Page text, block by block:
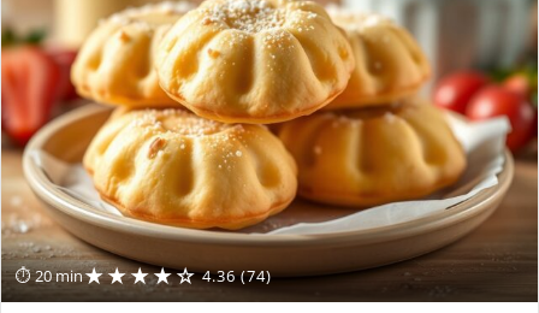
⏱ 20 min★★★★☆ 4.36 (74)